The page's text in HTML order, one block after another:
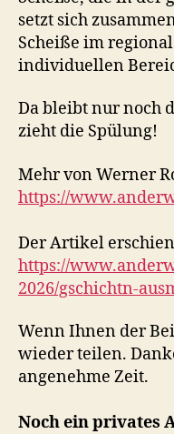
setzt sich
Scheiße im
individuellen
Da bleibt nur noch
zieht die Spülung!
Mehr von Werner
https://
Der Artikel
https://
2026/gschichtn-
Wenn Ihnen der
wieder teilen.
angenehme Zeit.
Noch ein privates